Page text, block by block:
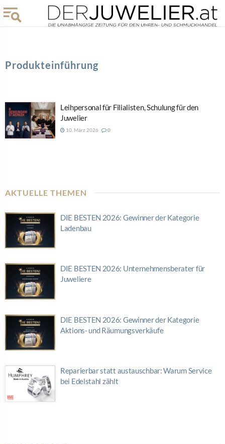
Produkteinführung
Leihpersonal für Filialisten, Schulung für den
Juwelier
10. März 2026 0
AKTUELLE THEMEN
DIE BESTEN 2026: Gewinner der Kategorie
Ladenbau
DIE BESTEN 2026: Unternehmensberater für
Juweliere
DIE BESTEN 2026: Gewinner der Kategorie
Aktions- und Räumungsverkäufe
Reparierbar statt austauschbar: Warum Service
bei Edelstahl zählt